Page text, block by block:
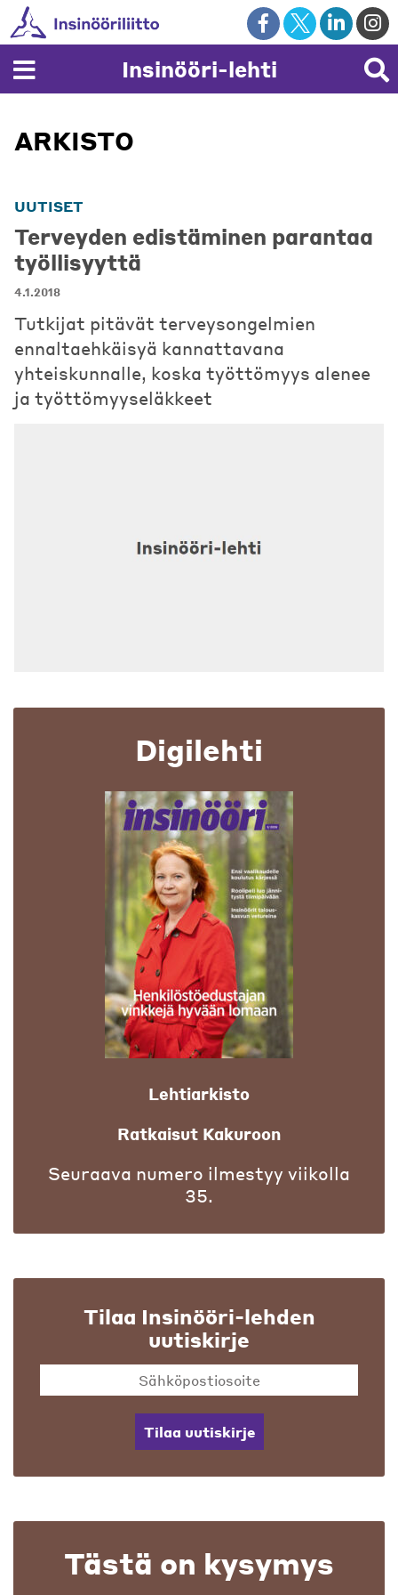
Skip
to
content
Insinööri-lehti
ARKISTO
UUTISET
Terveyden edistäminen parantaa
työllisyyttä
4.1.2018
Tutkijat pitävät terveysongelmien
ennaltaehkäisyä kannattavana
yhteiskunnalle, koska työttömyys alenee
ja työttömyyseläkkeet
Digilehti
Lehtiarkisto
Ratkaisut Kakuroon
Seuraava numero ilmestyy viikolla
35.
Tilaa Insinööri-lehden
uutiskirje
Tilaa uutiskirje
Tästä on kysymys